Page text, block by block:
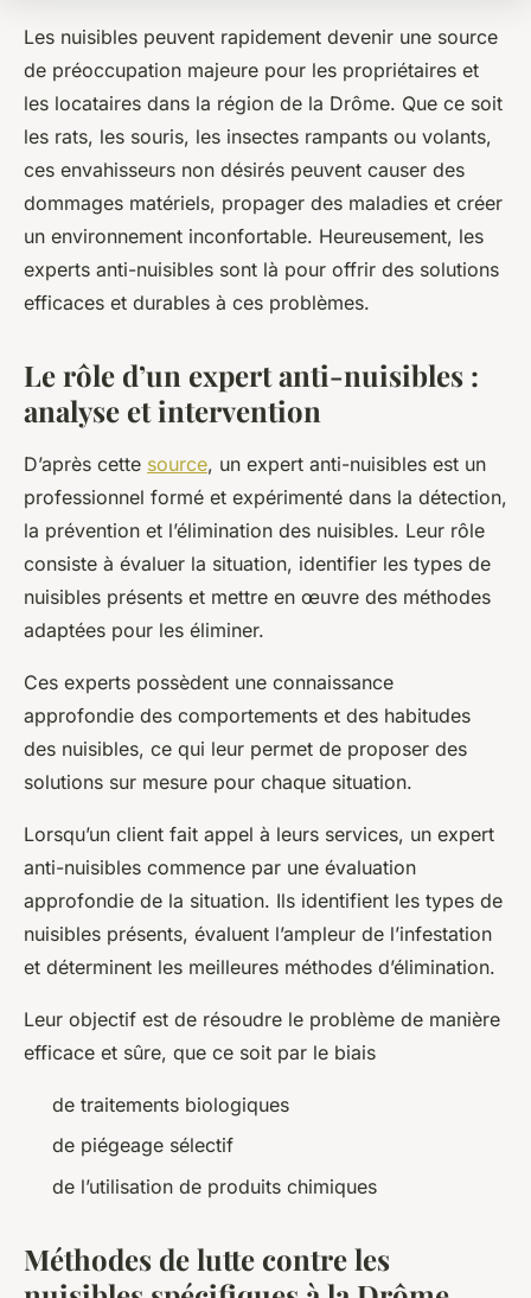
Les nuisibles peuvent rapidement devenir une source
de préoccupation majeure pour les propriétaires et
les locataires dans la région de la Drôme. Que ce soit
les rats, les souris, les insectes rampants ou volants,
ces envahisseurs non désirés peuvent causer des
dommages matériels, propager des maladies et créer
un environnement inconfortable. Heureusement, les
experts anti-nuisibles sont là pour offrir des solutions
efficaces et durables à ces problèmes.
Le rôle d’un expert anti-nuisibles :
analyse et intervention
D’après cette source, un expert anti-nuisibles est un
professionnel formé et expérimenté dans la détection,
la prévention et l’élimination des nuisibles. Leur rôle
consiste à évaluer la situation, identifier les types de
nuisibles présents et mettre en œuvre des méthodes
adaptées pour les éliminer.
Ces experts possèdent une connaissance
approfondie des comportements et des habitudes
des nuisibles, ce qui leur permet de proposer des
solutions sur mesure pour chaque situation.
Lorsqu’un client fait appel à leurs services, un expert
anti-nuisibles commence par une évaluation
approfondie de la situation. Ils identifient les types de
nuisibles présents, évaluent l’ampleur de l’infestation
et déterminent les meilleures méthodes d’élimination.
Leur objectif est de résoudre le problème de manière
efficace et sûre, que ce soit par le biais
de traitements biologiques
de piégeage sélectif
de l’utilisation de produits chimiques
Méthodes de lutte contre les